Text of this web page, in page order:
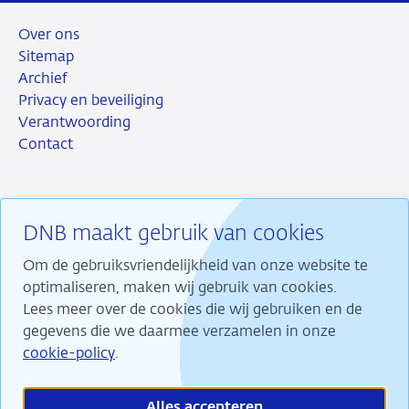
DNB maakt gebruik van cookies
Om de gebruiksvriendelijkheid van onze website te
optimaliseren, maken wij gebruik van cookies.
Lees meer over de cookies die wij gebruiken en de
gegevens die we daarmee verzamelen in onze
cookie-policy.
Over ons
Sitemap
Archief
Privacy en beveiliging
Verantwoording
Contact
RSS InstagramLinkedin
X
Wij maken ons sterk voor financiële stabiliteit en
dragen daarmee bij aan duurzame welvaart in